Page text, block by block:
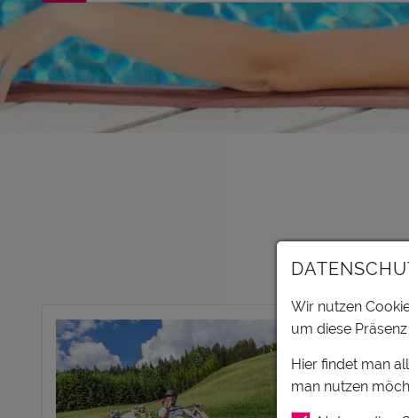
Wir nutzen
um diese
Hier findet man
man nutzen